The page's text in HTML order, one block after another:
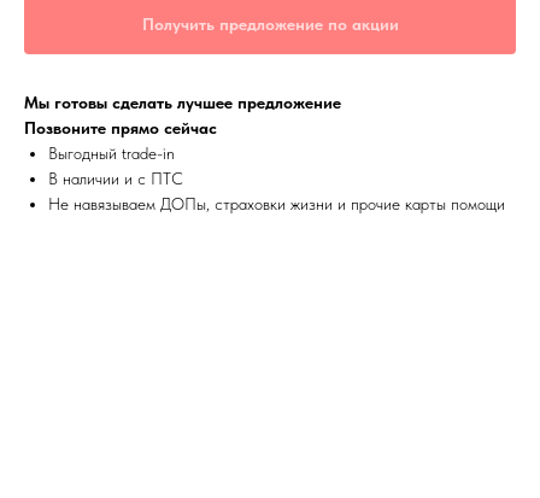
Получить предложение по акции
Мы готовы сделать лучшее предложение
Позвоните прямо сейчас
Выгодный trade-in
В наличии и с ПТС
Не навязываем ДОПы, страховки жизни и прочие карты помощи